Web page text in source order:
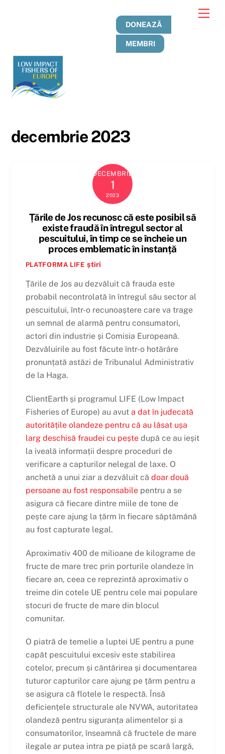
DONEAZĂ
MEMBRI
decembrie 2023
DECEMBRIE
1
2023
Țările de Jos recunosc că este posibil să
existe fraudă în întregul sector al
pescuitului, în timp ce se încheie un
proces emblematic în instanță
PLATFORMA LIFE știri
Țările de Jos au dezvăluit că frauda este
probabil necontrolată în întregul său sector al
pescuitului, într-o recunoaștere care va trage
un semnal de alarmă pentru consumatori,
actori din industrie și Comisia Europeană.
Dezvăluirile au fost făcute într-o hotărâre
pronunțată astăzi de Tribunalul Administrativ
de la Haga.
ClientEarth și programul LIFE (Low Impact
Fisheries of Europe) au avut a dat în judecată
autoritățile olandeze pentru că au lăsat ușa
larg deschisă fraudei cu peștedupă ce au ieșit
la iveală informații despre proceduri de
verificare a capturilor nelegal de laxe. O
anchetă a unui ziar a dezvăluit că doar două
persoane au fost responsabilepentru a se
asigura că fiecare dintre miile de tone de
pește care ajung la țărm în fiecare săptămână
au fost capturate legal.
Aproximativ 400 de milioane de kilograme de
fructe de mare trec prin porturile olandeze în
fiecare an, ceea ce reprezintă aproximativ o
treime din cotele UE pentru cele mai populare
stocuri de fructe de mare din blocul
comunitar.
O piatră de temelie a luptei UE pentru a pune
capăt pescuitului excesiv este stabilirea
cotelor, precum și cântărirea și documentarea
tuturor capturilor care ajung pe țărm pentru a
se asigura că flotele le respectă. Însă
deficiențele structurale ale NVWA, autoritatea
olandeză pentru siguranța alimentelor și a
consumatorilor, înseamnă că fructele de mare
ilegale ar putea intra pe piață pe scară largă,